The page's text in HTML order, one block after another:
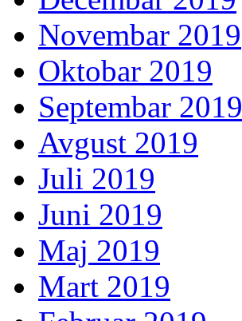
Novembar 2019
Oktobar 2019
Septembar 2019
Avgust 2019
Juli 2019
Juni 2019
Maj 2019
Mart 2019